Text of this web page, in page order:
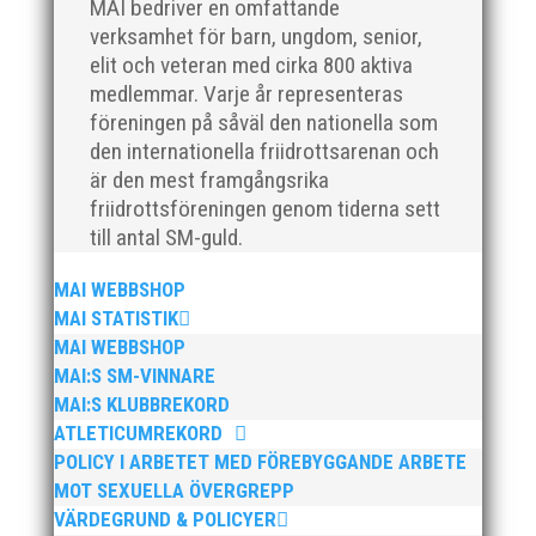
MAI bedriver en omfattande
verksamhet för barn, ungdom, senior,
elit och veteran med cirka 800 aktiva
medlemmar. Varje år representeras
föreningen på såväl den nationella som
den internationella friidrottsarenan och
är den mest framgångsrika
friidrottsföreningen genom tiderna sett
till antal SM-guld.
MAI WEBBSHOP
MAI STATISTIK
MAI WEBBSHOP
MAI:S SM-VINNARE
MAI:S KLUBBREKORD
ATLETICUMREKORD
POLICY I ARBETET MED FÖREBYGGANDE ARBETE
MOT SEXUELLA ÖVERGREPP
VÄRDEGRUND & POLICYER
Efter en noggrann och lång rekryteringsprocess är vi
glada att kunna välkomna vår nya klubbdirektör,
Peter Karlsson, till vårt team. Med hans tidigare
erfarenhet och expertis från sina fyra år som
klubbchef på IF Kville i Göteborg är vi övertygade om
Den 24-25 februari var det SM för juniorer (K22/M22 -
P17/F17) i Örebro. MAI hade många fina framgångar.
En trupp om 14 ungdomar åkte upp till Örebro och
tog med sig 1 guld, 1 silver och 3 brons hem till